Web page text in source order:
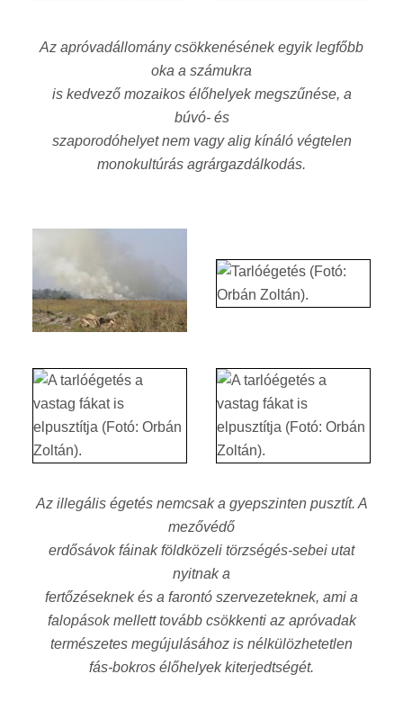
Az apróvadállomány csökkenésének egyik legfőbb
oka a számukra
is kedvező mozaikos élőhelyek megszűnése, a
búvó- és
szaporodóhelyet nem vagy alig kínáló végtelen
monokultúrás agrárgazdálkodás.
Az illegális égetés nemcsak a gyepszinten pusztít. A
mezővédő
erdősávok fáinak földközeli törzségés-sebei utat
nyitnak a
fertőzéseknek és a farontó szervezeteknek, ami a
falopások mellett tovább csökkenti az apróvadak
természetes megújulásához is nélkülözhetetlen
fás-bokros élőhelyek kiterjedtségét.